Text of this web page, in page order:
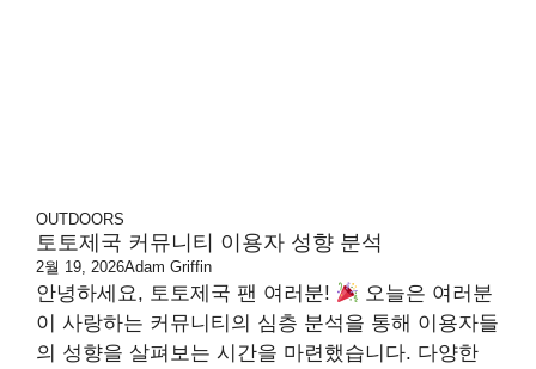
OUTDOORS
토토제국 커뮤니티 이용자 성향 분석
2월 19, 2026Adam Griffin
안녕하세요, 토토제국 팬 여러분!
오늘은 여러분
이 사랑하는 커뮤니티의 심층 분석을 통해 이용자들
의 성향을 살펴보는 시간을 마련했습니다. 다양한